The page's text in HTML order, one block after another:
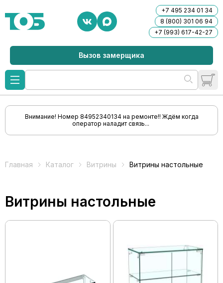
+7 495 234 01 34
8 (800) 301 06 94
+7 (993) 617-42-27
Вызов замерщика
Внимание! Номер 84952340134 на ремонте!! Ждём когда
оператор наладит связь...
Главная Каталог Витрины Витрины настольные
Витрины настольные